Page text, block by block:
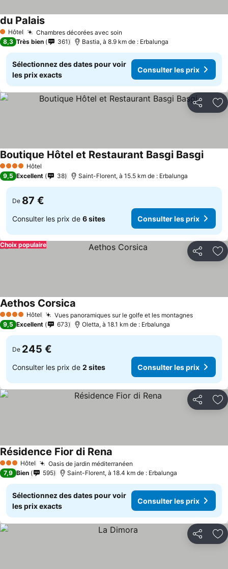
1 Étoiles
Hôtel Chambres décorées avec soin
du PalaisConsulter les prix
8,3 Très bien 361 Bastia, à 8.9 km de : Erbalunga
Sélectionnez des dates pour voir
les prix exacts
Consulter les prix
Partager
4 Étoiles Hôtel
Boutique Hôtel et Restaurant Basgi Basgi
9,5 Excellent 38 Saint-Florent, à 15.5 km de : Erbalunga
De 87 €
Consulter les prix de 6 sites Consulter les prix
Partager
Choix populaire
4 Étoiles Hôtel Vues panoramiques sur le golfe et les montagnes
Aethos Corsica
9,5 Excellent 673 Oletta, à 18.1 km de : Erbalunga
De 245 €
Consulter les prix de 2 sites Consulter les prix
Partager
3 ÉtoilesHôtel Oasis de jardin méditerranéen
Résidence Fior di Rena
7,9 Bien 595 Saint-Florent, à 18.4 km de : Erbalunga
Sélectionnez des dates pour voir
les prix exacts
Consulter les prix
Partager